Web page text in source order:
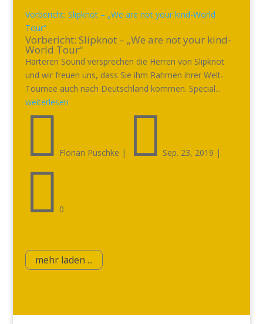
Vorbericht: Slipknot – „We are not your kind-World
Tour“
Vorbericht: Slipknot – „We are not your kind-
World Tour“
Härteren Sound versprechen die Herren von Slipknot
und wir freuen uns, dass Sie ihm Rahmen ihrer Welt-
Tournee auch nach Deutschland kommen. Special...
weiterlesen
 Florian Puschke |  Sep. 23, 2019 |
 0
mehr laden ...